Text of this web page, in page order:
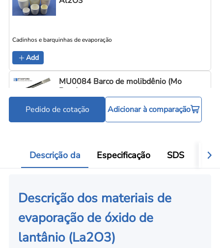
Cadinhos e barquinhas de evaporação
Add
MU0084 Barco de molibdênio (Mo
Boat)
Pedido de cotação Adicionar à comparação
Descrição da Especificação SDS
Descrição dos materiais de
evaporação de óxido de
lantânio (La2O3)